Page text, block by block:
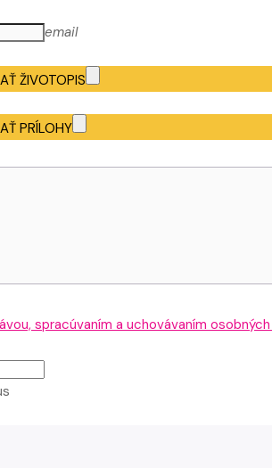
email
ŽIVOTOPIS
PRÍLOHY
spracúvaním a uchovávaním